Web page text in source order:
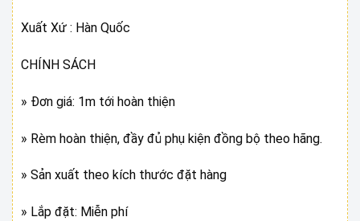
Xuất Xứ : Hàn Quốc
CHÍNH SÁCH
» Đơn giá: 1m tới hoàn thiện
» Rèm hoàn thiện, đầy đủ phụ kiện đồng bộ theo hãng.
» Sản xuất theo kích thước đặt hàng
» Lắp đặt: Miễn phí